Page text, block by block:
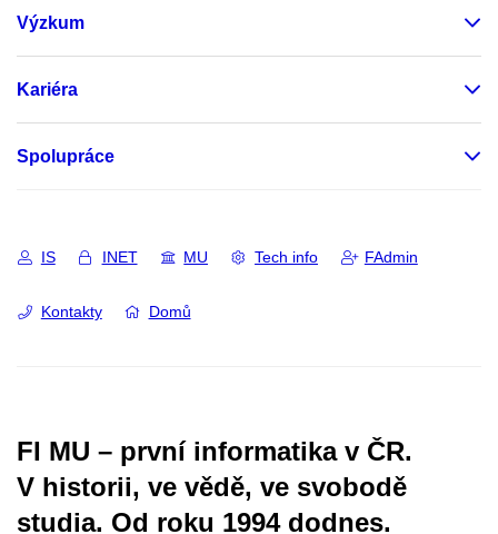
Výzkum
Kariéra
Spolupráce
IS INET MU Tech info FAdmin
Kontakty Domů
FI MU – první informatika v ČR.
V historii, ve vědě, ve svobodě
studia. Od roku 1994 dodnes.